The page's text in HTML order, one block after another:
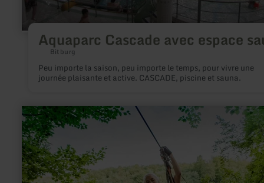
Aquaparc Cascade avec espace
Bitburg
Peu importe la saison, peu importe le temps, pour vivre une
journée plaisante et active. CASCADE, piscine et sauna.
en
savoir
plus
sur
:
Ziplining
-
Action,